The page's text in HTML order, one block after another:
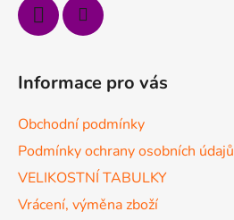
Informace pro vás
Obchodní podmínky
Podmínky ochrany osobních údajů
VELIKOSTNÍ TABULKY
Vrácení, výměna zboží